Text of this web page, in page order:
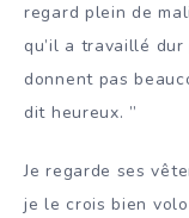
regard plein de
qu’il a travaillé dur
donnent pas
dit heureux. ”
Je regarde ses
je le crois bien